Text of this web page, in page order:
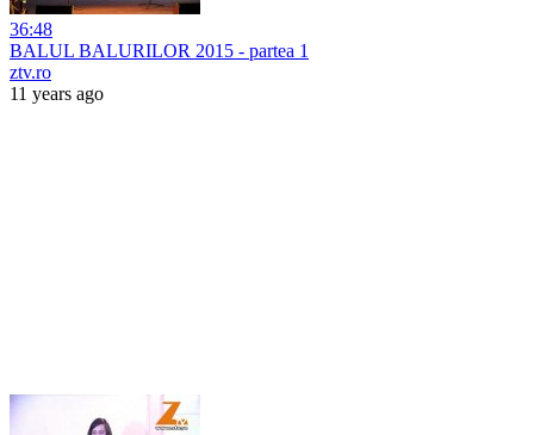
36:48
BALUL BALURILOR 2015 - partea 1
ztv.ro
11 years ago